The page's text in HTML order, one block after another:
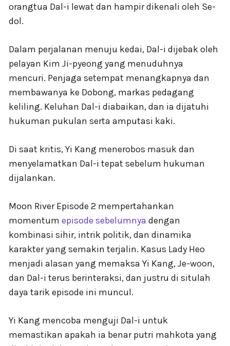
orangtua Dal-i lewat dan hampir dikenali oleh Se-
dol.
Dalam perjalanan menuju kedai, Dal-i dijebak oleh
pelayan Kim Ji-pyeong yang menuduhnya
mencuri. Penjaga setempat menangkapnya dan
membawanya ke Dobong, markas pedagang
keliling. Keluhan Dal-i diabaikan, dan ia dijatuhi
hukuman pukulan serta amputasi kaki.
Di saat kritis, Yi Kang menerobos masuk dan
menyelamatkan Dal-i tepat sebelum hukuman
dijalankan.
Moon River Episode 2 mempertahankan
momentum episode sebelumnya dengan
kombinasi sihir, intrik politik, dan dinamika
karakter yang semakin terjalin. Kasus Lady Heo
menjadi alasan yang memaksa Yi Kang, Je-woon,
dan Dal-i terus berinteraksi, dan justru di situlah
daya tarik episode ini muncul.
Yi Kang mencoba menguji Dal-i untuk
memastikan apakah ia benar putri mahkota yang